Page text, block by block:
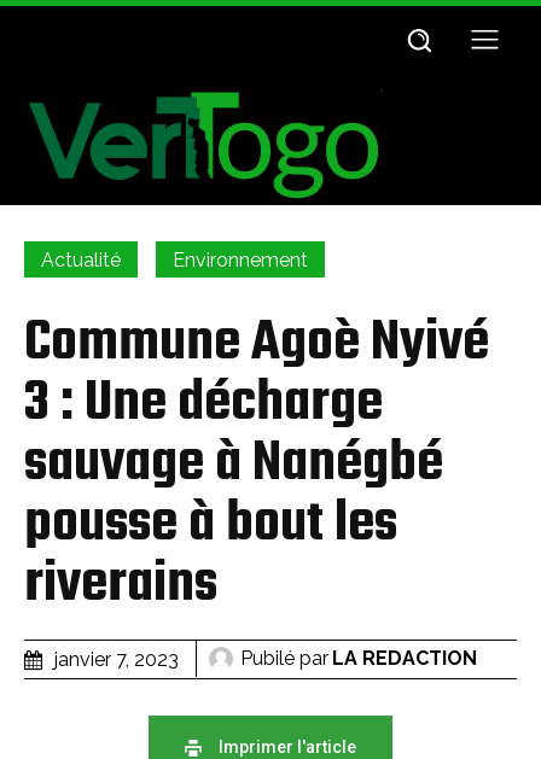
Actualité Environnement
Commune Agoè Nyivé
3 : Une décharge
sauvage à Nanégbé
pousse à bout les
riverains
janvier 7, 2023 Pubilé par LA REDACTION
Imprimer l'article